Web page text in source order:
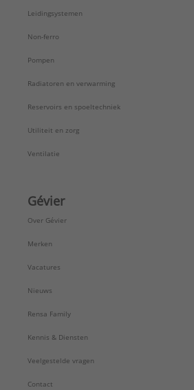
Leidingsystemen
Non-ferro
Pompen
Radiatoren en verwarming
Reservoirs en spoeltechniek
Utiliteit en zorg
Ventilatie
Gévier
Over Gévier
Merken
Vacatures
Nieuws
Rensa Family
Kennis & Diensten
Veelgestelde vragen
Contact